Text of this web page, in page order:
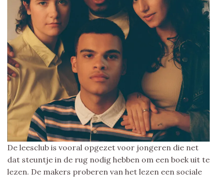
De leesclub is vooral opgezet voor jongeren die net
dat steuntje in de rug nodig hebben om een boek uit te
lezen. De makers proberen van het lezen een sociale